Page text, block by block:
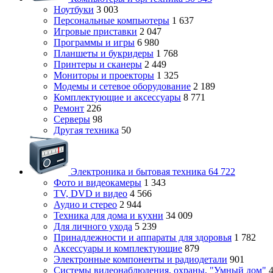
Ноутбуки 3 003
Персональные компьютеры 1 637
Игровые приставки 2 047
Программы и игры 6 980
Планшеты и букридеры 1 768
Принтеры и сканеры 2 449
Мониторы и проекторы 1 325
Модемы и сетевое оборудование 2 189
Комплектующие и аксессуары 8 771
Ремонт 226
Серверы 98
Другая техника 50
Электроника и бытовая техника 64 722
Фото и видеокамеры 1 343
TV, DVD и видео 4 566
Аудио и стерео 2 944
Техника для дома и кухни 34 009
Для личного ухода 5 239
Принадлежности и аппараты для здоровья 1 782
Аксессуары и комплектующие 879
Электронные компоненты и радиодетали 901
Системы видеонаблюдения, охраны, "Умный дом"